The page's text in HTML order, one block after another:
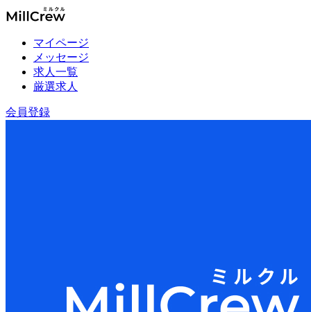
マイページ
メッセージ
求人一覧
厳選求人
会員登録